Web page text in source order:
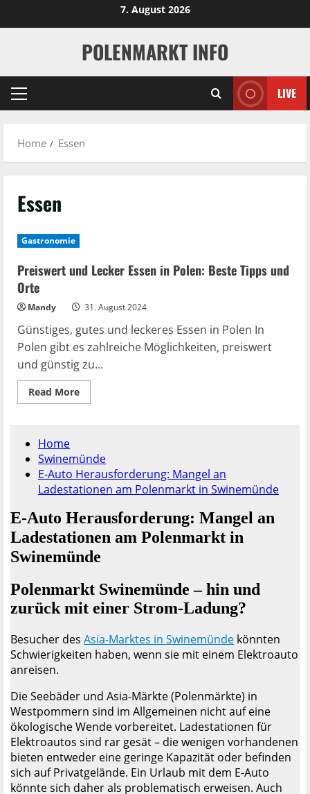
to
7. August 2026
POLENMARKT INFO
Primary
LIVE
Home Essen
Essen
Gastronomie
Preiswert und Lecker Essen in Polen: Beste Tipps und
Orte
Mandy 31. August 2024
Günstiges, gutes und leckeres Essen in Polen In
Polen gibt es zahlreiche Möglichkeiten, preiswert
und günstig zu...
Read MoreRead
more
in
Polen:
Beste
Tipps
und